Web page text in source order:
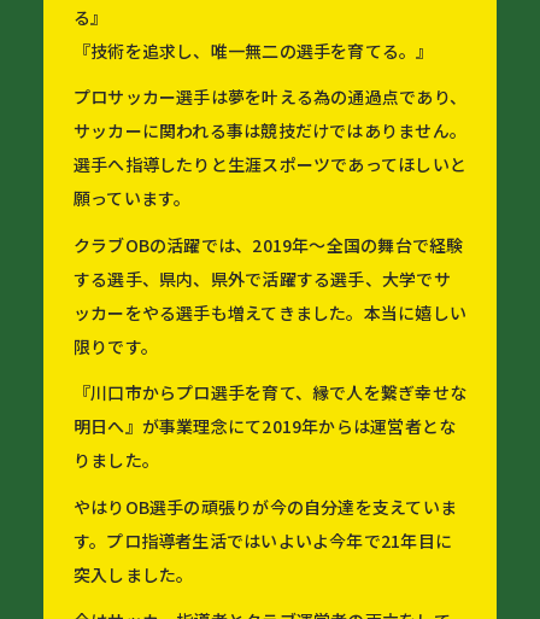
る』
『技術を追求し、唯一無二の選手を育てる。』
プロサッカー選手は夢を叶える為の通過点であり、
サッカーに関われる事は競技だけではありません。
選手へ指導したりと生涯スポーツであってほしいと
願っています。
クラブOBの活躍では、2019年〜全国の舞台で経験
する選手、県内、県外で活躍する選手、大学でサ
ッカーをやる選手も増えてきました。本当に嬉しい
限りです。
『川口市からプロ選手を育て、縁で人を繋ぎ幸せな
明日へ』が事業理念にて2019年からは運営者とな
りました。
やはりOB選手の頑張りが今の自分達を支えていま
す。プロ指導者生活ではいよいよ今年で21年目に
突入しました。